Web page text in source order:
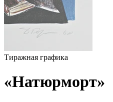
Тиражная графика
«Натюрморт»